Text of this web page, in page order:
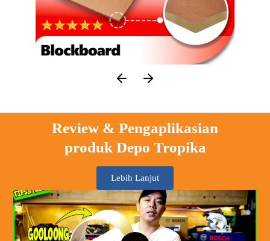
Review & Pengaplikasian
produk Depo Tropika
Lebih Lanjut